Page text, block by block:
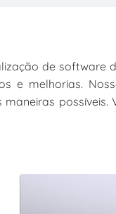
de software
e melhorias.
maneiras